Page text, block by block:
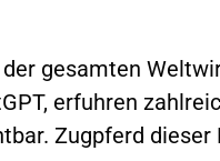
gesamten
erfuhren
Zugpferd dieser